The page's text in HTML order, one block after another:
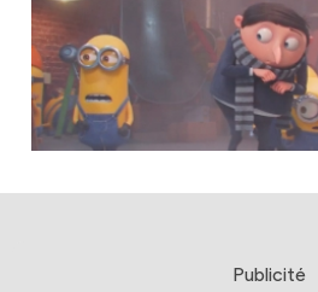
Publicité